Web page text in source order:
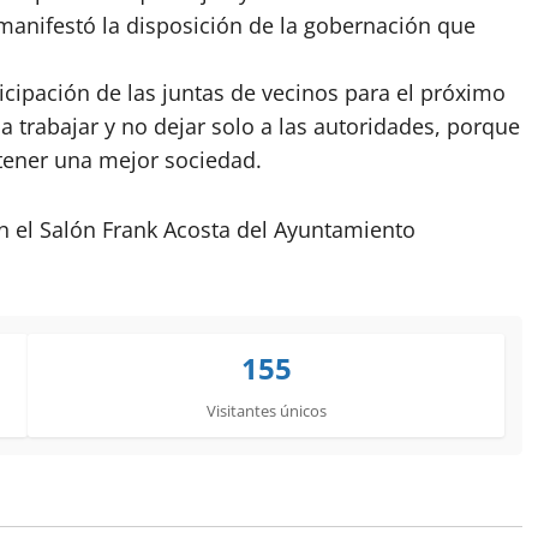
la disposición de la gobernación que
de las juntas de vecinos para el próximo
trabajar y no dejar solo a las autoridades, porque
una mejor sociedad.
el Salón Frank Acosta del Ayuntamiento
155
Visitantes únicos